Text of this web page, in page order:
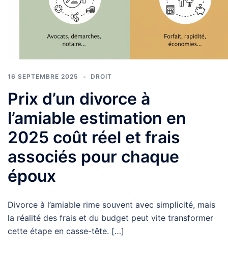
16 SEPTEMBRE 2025 DROIT
Prix d’un divorce à
l’amiable estimation en
2025 coût réel et frais
associés pour chaque
époux
Divorce à l’amiable rime souvent avec simplicité, mais
la réalité des frais et du budget peut vite transformer
cette étape en casse-tête. […]